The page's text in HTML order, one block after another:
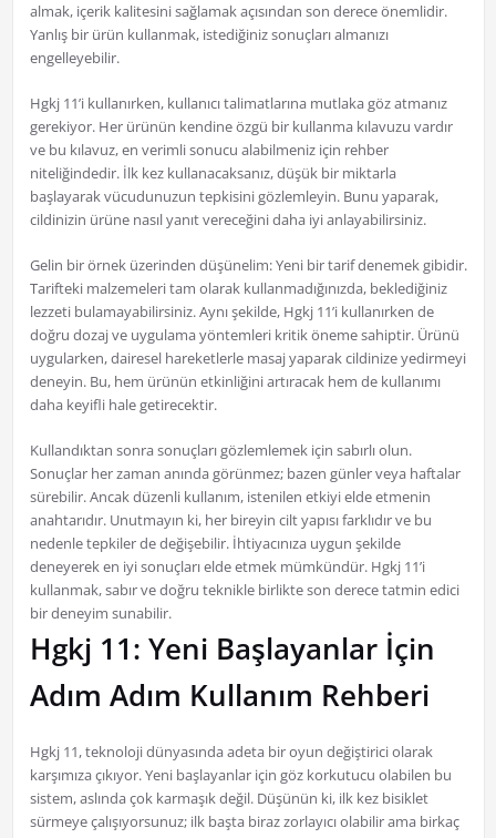
almak, içerik kalitesini sağlamak açısından son derece önemlidir.
Yanlış bir ürün kullanmak, istediğiniz sonuçları almanızı
engelleyebilir.
Hgkj 11’i kullanırken, kullanıcı talimatlarına mutlaka göz atmanız
gerekiyor. Her ürünün kendine özgü bir kullanma kılavuzu vardır
ve bu kılavuz, en verimli sonucu alabilmeniz için rehber
niteliğindedir. İlk kez kullanacaksanız, düşük bir miktarla
başlayarak vücudunuzun tepkisini gözlemleyin. Bunu yaparak,
cildinizin ürüne nasıl yanıt vereceğini daha iyi anlayabilirsiniz.
Gelin bir örnek üzerinden düşünelim: Yeni bir tarif denemek gibidir.
Tarifteki malzemeleri tam olarak kullanmadığınızda, beklediğiniz
lezzeti bulamayabilirsiniz. Aynı şekilde, Hgkj 11’i kullanırken de
doğru dozaj ve uygulama yöntemleri kritik öneme sahiptir. Ürünü
uygularken, dairesel hareketlerle masaj yaparak cildinize yedirmeyi
deneyin. Bu, hem ürünün etkinliğini artıracak hem de kullanımı
daha keyifli hale getirecektir.
Kullandıktan sonra sonuçları gözlemlemek için sabırlı olun.
Sonuçlar her zaman anında görünmez; bazen günler veya haftalar
sürebilir. Ancak düzenli kullanım, istenilen etkiyi elde etmenin
anahtarıdır. Unutmayın ki, her bireyin cilt yapısı farklıdır ve bu
nedenle tepkiler de değişebilir. İhtiyacınıza uygun şekilde
deneyerek en iyi sonuçları elde etmek mümkündür. Hgkj 11’i
kullanmak, sabır ve doğru teknikle birlikte son derece tatmin edici
bir deneyim sunabilir.
Hgkj 11: Yeni Başlayanlar İçin
Adım Adım Kullanım Rehberi
Hgkj 11, teknoloji dünyasında adeta bir oyun değiştirici olarak
karşımıza çıkıyor. Yeni başlayanlar için göz korkutucu olabilen bu
sistem, aslında çok karmaşık değil. Düşünün ki, ilk kez bisiklet
sürmeye çalışıyorsunuz; ilk başta biraz zorlayıcı olabilir ama birkaç